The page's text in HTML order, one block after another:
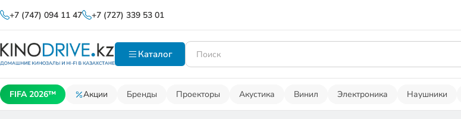
+7 (747) 094 11 47 +7 (727) 339 53 01
Каталог
FIFA 2026™ Акции Бренды Проекторы Акустика Винил Электроника Наушники